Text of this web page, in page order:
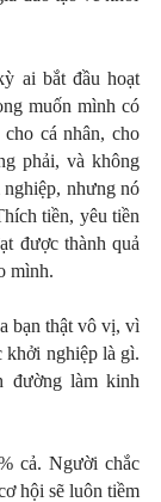
ai bắt đầu hoạt
muốn mình có
cá nhân, cho
phải, và không
nhưng nó
tiền, yêu tiền
được thành quả
mình.
bạn thật vô vị, vì
khởi nghiệp là gì.
đường làm kinh
cả. Người chắc
hội sẽ luôn tiềm